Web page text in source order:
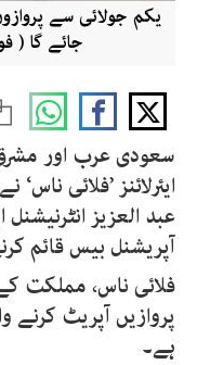
یکم جولائی سے
جائے گا (
سعودی عرب اور
ایئرلائنز ’فلائی
عبد العزیز انٹرنیشنل
آپریشنل بیس قائم
فلائی ناس، مملکت
پروازیں آپریٹ کرنے
ہے۔